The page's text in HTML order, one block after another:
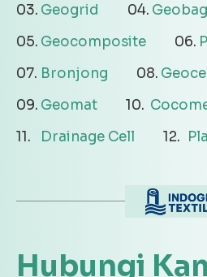
Geogrid
Geobag
Geocomposite
Bronjong
Geomat
Drainage Cell
Hubungi